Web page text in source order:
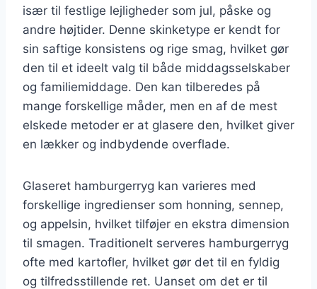
især til festlige lejligheder som jul, påske og
andre højtider. Denne skinketype er kendt for
sin saftige konsistens og rige smag, hvilket gør
den til et ideelt valg til både middagsselskaber
og familiemiddage. Den kan tilberedes på
mange forskellige måder, men en af de mest
elskede metoder er at glasere den, hvilket giver
en lækker og indbydende overflade.
Glaseret hamburgerryg kan varieres med
forskellige ingredienser som honning, sennep,
og appelsin, hvilket tilføjer en ekstra dimension
til smagen. Traditionelt serveres hamburgerryg
ofte med kartofler, hvilket gør det til en fyldig
og tilfredsstillende ret. Uanset om det er til